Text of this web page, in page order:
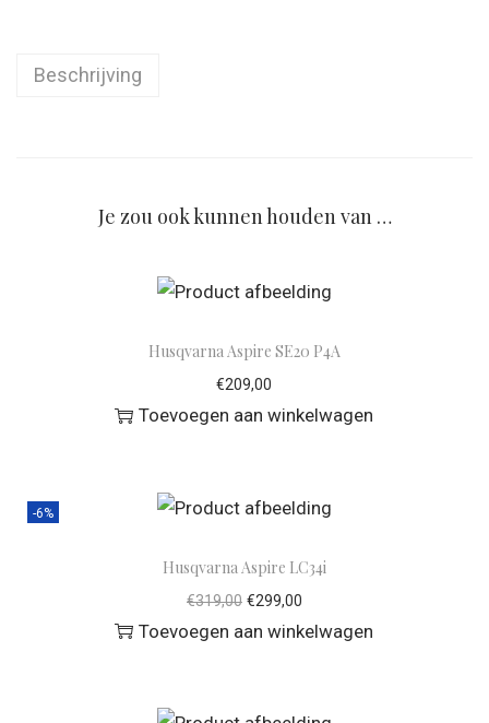
Beschrijving
Je zou ook kunnen houden van …
Husqvarna Aspire SE20 P4A
€209,00
Toevoegen aan winkelwagen
-6%
Husqvarna Aspire LC34i
€319,00 €299,00
Toevoegen aan winkelwagen